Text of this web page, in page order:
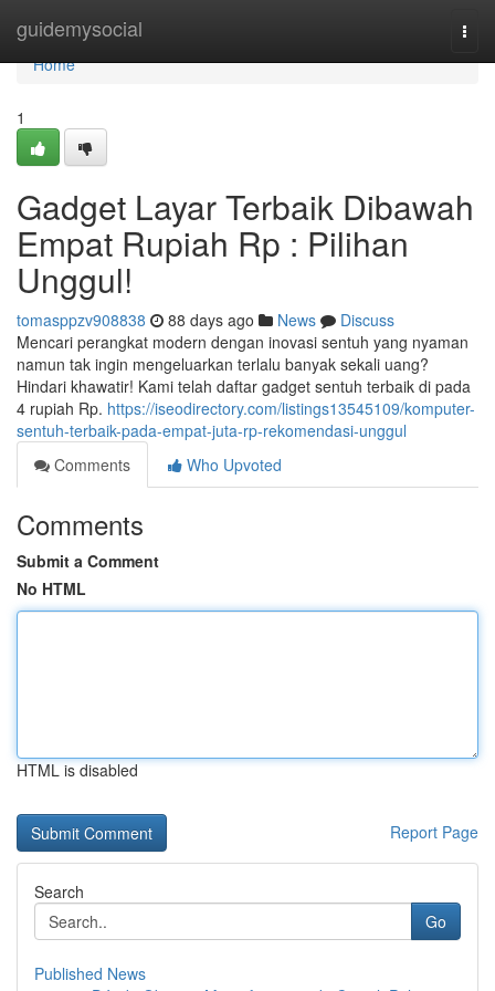
guidemysocial
Home
Home
1
Gadget Layar Terbaik Dibawah
Empat Rupiah Rp : Pilihan
Unggul!
tomasppzv908838 88 days ago News
Discuss
Mencari perangkat modern dengan inovasi sentuh yang nyaman
namun tak ingin mengeluarkan terlalu banyak sekali uang?
Hindari khawatir! Kami telah daftar gadget sentuh terbaik di pada
4 rupiah Rp. https://iseodirectory.com/listings13545109/komputer-
sentuh-terbaik-pada-empat-juta-rp-rekomendasi-unggul
Comments
Who Upvoted
Comments
Submit a Comment
No HTML
HTML is disabled
Report Page
Search
Go
Published News